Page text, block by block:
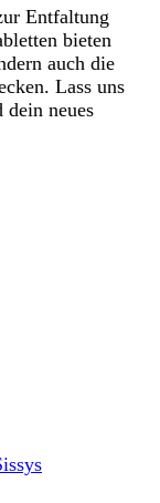
Entfaltung
bieten
auch die
Lass uns
dein neues